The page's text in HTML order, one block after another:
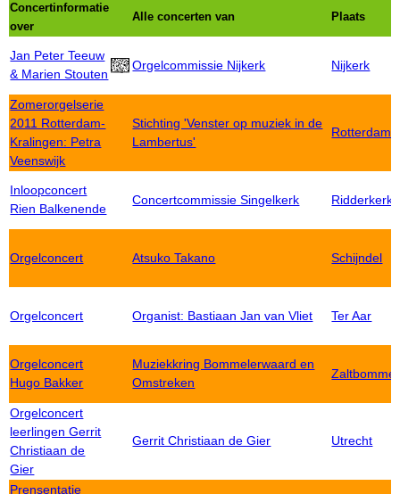
Concertinformatie
over
Alle concerten van Plaats
Jan Peter Teeuw
& Marien Stouten
Orgelcommissie Nijkerk Nijkerk
Zomerorgelserie
2011 Rotterdam-
Kralingen: Petra
Veenswijk
Stichting 'Venster op muziek in de
Lambertus'
Rotterdam
Inloopconcert
Rien Balkenende
Concertcommissie Singelkerk Ridderkerk
Orgelconcert Atsuko Takano Schijndel
Orgelconcert Organist: Bastiaan Jan van Vliet Ter Aar
Orgelconcert
Hugo Bakker
Muziekkring Bommelerwaard en
Omstreken
Zaltbommel
Orgelconcert
leerlingen Gerrit
Christiaan de
Gier
Gerrit Christiaan de Gier Utrecht
Prensentatie